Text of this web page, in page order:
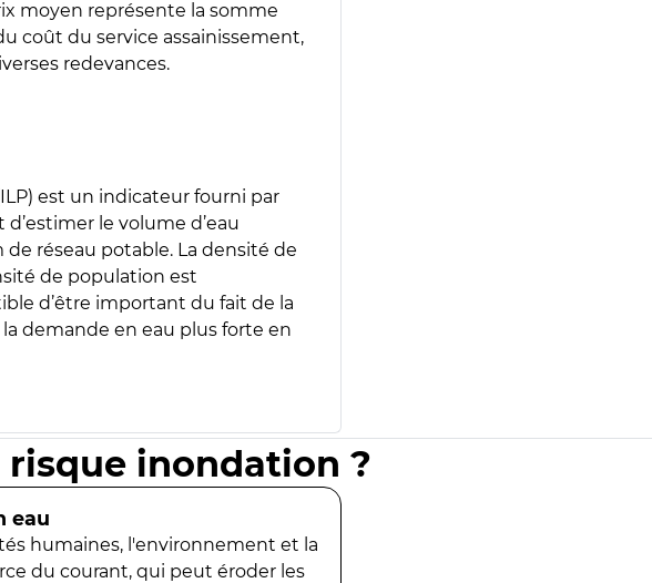
moyen représente la somme
coût du service assainissement,
redevances.
est un indicateur fourni par
le volume d’eau
réseau potable. La densité de
de population est
d’être important du fait de la
demande en eau plus forte en
inondation ?
eau
humaines, l'environnement et la
du courant, qui peut éroder les